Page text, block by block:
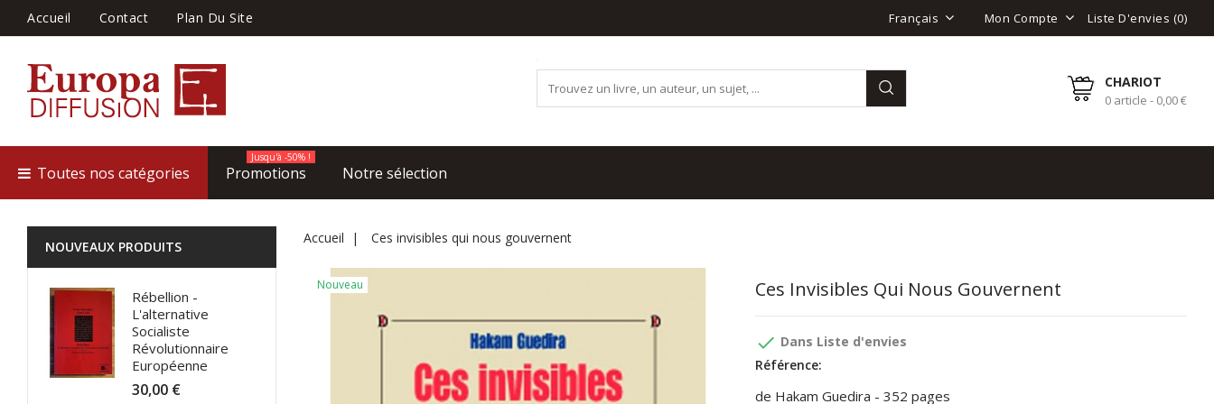
Accueil Contact Plan Du Site Français Mon Compte Liste D'envies (0)
CHARIOT
0 article - 0,00 €
Toutes nos catégories Promotions
Jusqu'à -50% !
Notre sélection
NOUVEAUX PRODUITS
Rébellion -
L'alternative
Socialiste
Révolutionnaire
Européenne
30,00 €
Accueil Ces invisibles qui nous gouvernent
Nouveau Ces Invisibles Qui Nous Gouvernent
done Dans Liste d'envies
Référence:
de Hakam Guedira - 352 pages